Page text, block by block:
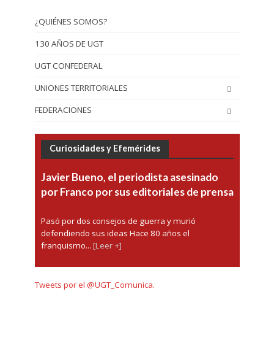
¿QUIÉNES SOMOS?
130 AÑOS DE UGT
UGT CONFEDERAL
UNIONES TERRITORIALES
FEDERACIONES
Curiosidades y Efemérides
Javier Bueno, el periodista asesinado
por Franco por sus editoriales de prensa
Pasó por dos consejos de guerra y murió
defendiendo sus ideas Hace 80 años el
franquismo... [Leer +]
Tweets por el @UGT_Comunica.